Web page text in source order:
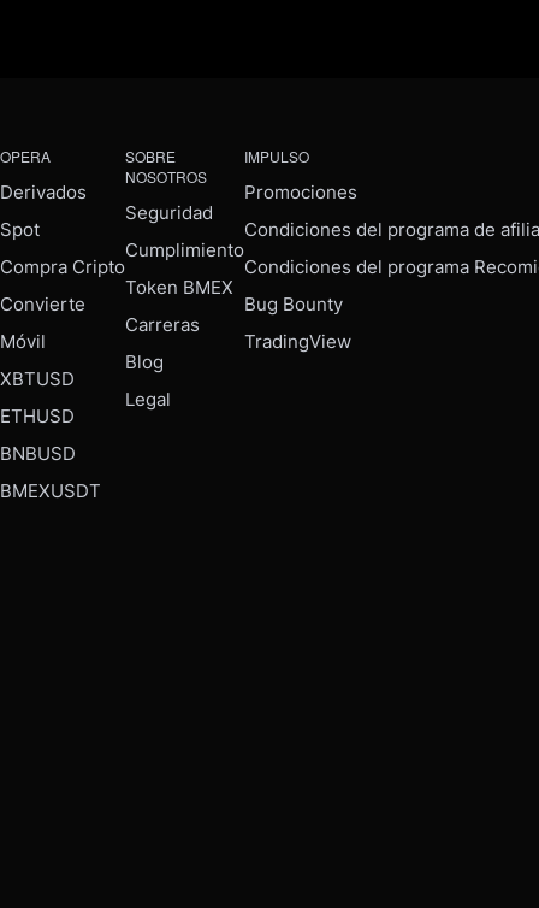
OPERA
Derivados
Spot
Compra Cripto
Convierte
Móvil
XBTUSD
ETHUSD
BNBUSD
BMEXUSDT
SOBRE
NOSOTROS
Seguridad
Cumplimiento
Token BMEX
Carreras
Blog
Legal
IMPULSO
Promociones
Condiciones del programa de
Condiciones del programa
Bug Bounty
TradingView